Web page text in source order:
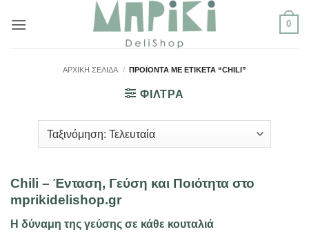
στο
0
ΑΡΧΙΚΉ ΣΕΛΊΔΑ / ΠΡΟΪΌΝΤΑ ΜΕ ΕΤΙΚΈΤΑ “CHILI”
ΦΙΛΤΡΑ
Chili – Ένταση, Γεύση και Ποιότητα στο
mprikidelishop.gr
Η δύναμη της γεύσης σε κάθε κουταλιά